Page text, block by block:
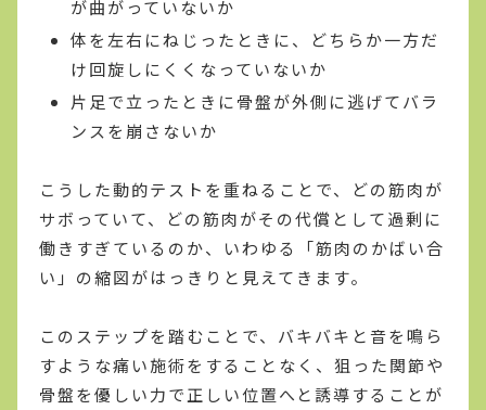
が曲がっていないか
体を左右にねじったときに、どちらか一方だ
け回旋しにくくなっていないか
片足で立ったときに骨盤が外側に逃げてバラ
ンスを崩さないか
こうした動的テストを重ねることで、どの筋肉が
サボっていて、どの筋肉がその代償として過剰に
働きすぎているのか、いわゆる「筋肉のかばい合
い」の縮図がはっきりと見えてきます。
このステップを踏むことで、バキバキと音を鳴ら
すような痛い施術をすることなく、狙った関節や
骨盤を優しい力で正しい位置へと誘導することが